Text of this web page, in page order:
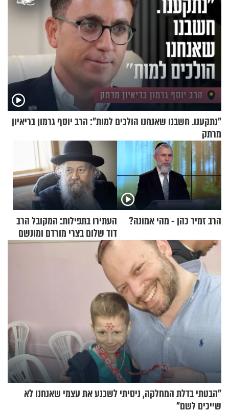
"נתקענו. חשבנו שאנחנו הולכים למות": הרב יוסף גרמון בריאיון
מרתק
הרב זמיר כהן - מהי אמונה?
העתירו בתפילות: המקובל הרב
דוד שלום בצרי מורדם ומונשם
"הבטתי בדלת המחלקה, ניסיתי לשכנע את עצמי שאנחנו לא
שייכים לשם"